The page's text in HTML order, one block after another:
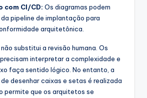
com CI/CD: Os diagramas podem
pipeline de implantação para
arquitetônica.
substitui a revisão humana. Os
interpretar a complexidade e
faça sentido lógico. No entanto, a
desenhar caixas e setas é realizada
permite que os arquitetos se